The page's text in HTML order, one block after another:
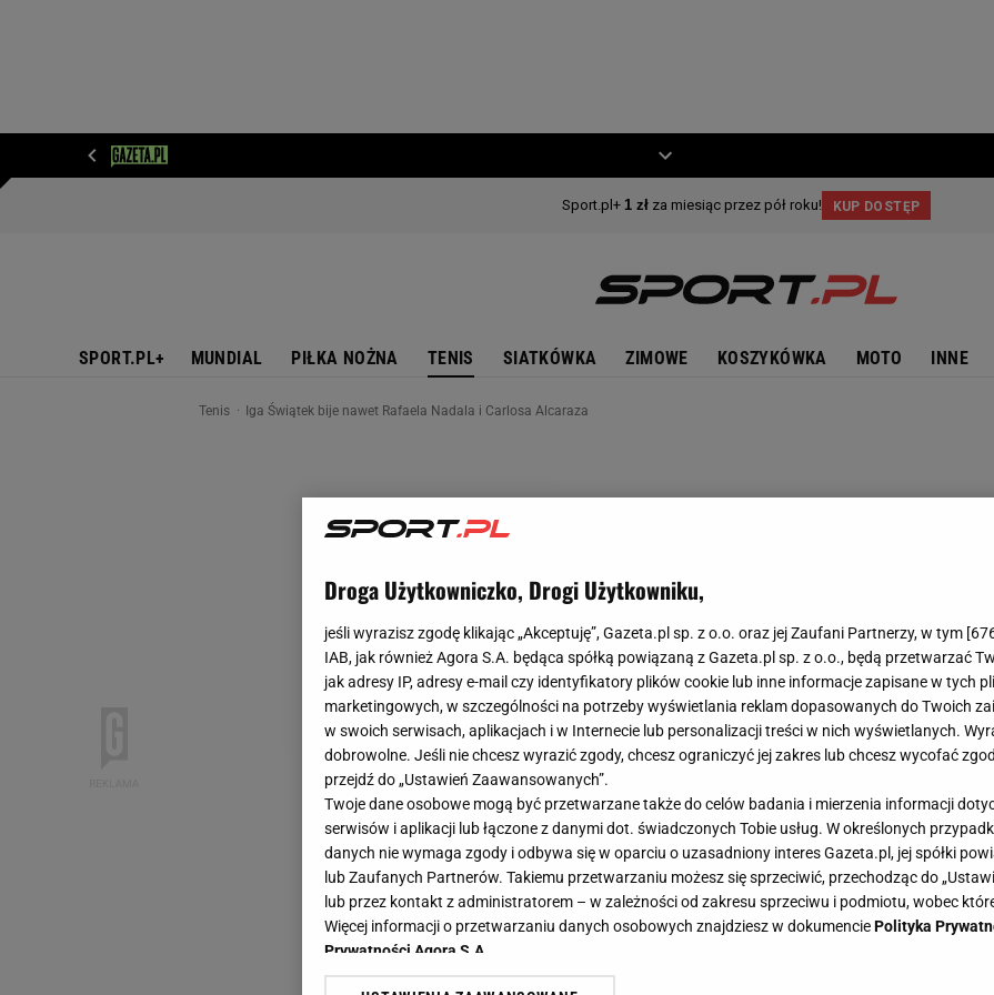
SPORT.PL+ MUNDIAL PIŁKA NOŻNA TENIS SIATKÓWKA ZIMOWE KOSZYKÓWKA MOTO INNE
Tenis Iga Świątek bije nawet Rafaela Nadala i Carlosa Alcaraza
Droga Użytkowniczko, Drogi Użytkowniku,
jeśli wyrazisz zgodę klikając „Akceptuję”, Gazeta.pl sp. z o.o. oraz jej Zaufani Partnerzy, w tym [
IAB, jak również Agora S.A. będąca spółką powiązaną z Gazeta.pl sp. z o.o., będą przetwarzać
jak adresy IP, adresy e-mail czy identyfikatory plików cookie lub inne informacje zapisane w tych
marketingowych, w szczególności na potrzeby wyświetlania reklam dopasowanych do Twoich
w swoich serwisach, aplikacjach i w Internecie lub personalizacji treści w nich wyświetlanych.
dobrowolne. Jeśli nie chcesz wyrazić zgody, chcesz ograniczyć jej zakres lub chcesz wycofać
przejdź do „Ustawień Zaawansowanych”.
Twoje dane osobowe mogą być przetwarzane także do celów badania i mierzenia informacji
serwisów i aplikacji lub łączone z danymi dot. świadczonych Tobie usług. W określonych
danych nie wymaga zgody i odbywa się w oparciu o uzasadniony interes Gazeta.pl, jej spółki
lub Zaufanych Partnerów. Takiemu przetwarzaniu możesz się sprzeciwić, przechodząc do
lub przez kontakt z administratorem – w zależności od zakresu sprzeciwu i podmiotu, wobec
Więcej informacji o przetwarzaniu danych osobowych znajdziesz w dokumenciePolityka
Prywatności Agora S.A.